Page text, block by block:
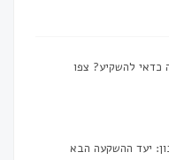
כדאי להשקיע? צפו
יעד ההשקעה הבא